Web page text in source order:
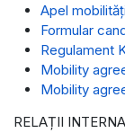
Apel
Formular
Regulament
Mobility
Mobility
RELAȚII